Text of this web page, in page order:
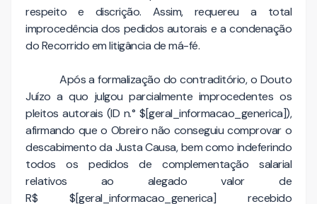
respeito e discrição. Assim, requereu a total
improcedência dos pedidos autorais e a condenação
do Recorrido em litigância de má-fé.
Após a formalização do contraditório, o Douto
Juízo a quo julgou parcialmente improcedentes os
pleitos autorais (ID n.° $[geral_informacao_generica]),
afirmando que o Obreiro não conseguiu comprovar o
descabimento da Justa Causa, bem como indeferindo
todos os pedidos de complementação salarial
relativos ao alegado valor de
R$ $[geral_informacao_generica] recebido